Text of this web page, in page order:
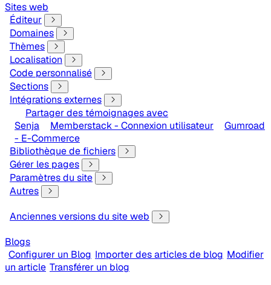
Sites web
Éditeur
Domaines
Thèmes
Localisation
Code personnalisé
Sections
Intégrations externes
Partager des témoignages avec
Senja
Memberstack - Connexion utilisateur
Gumroad
- E-Commerce
Bibliothèque de fichiers
Gérer les pages
Paramètres du site
Autres
Anciennes versions du site web
Blogs
Configurer un Blog Importer des articles de blog Modifier
un article Transférer un blog